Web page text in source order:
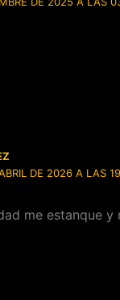
DE 2026 A LAS
me estanque